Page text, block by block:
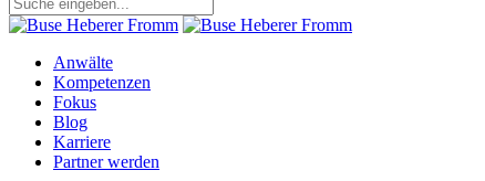
Anwälte
Kompetenzen
Fokus
Blog
Karriere
Partner werden